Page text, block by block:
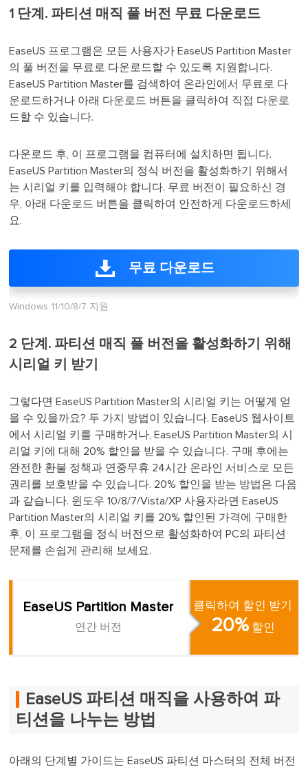
1 단계. 파티션 매직 풀 버전 무료 다운로드
EaseUS 프로그램은 모든 사용자가 EaseUS Partition Master
의 풀 버전을 무료로 다운로드할 수 있도록 지원합니다.
EaseUS Partition Master를 검색하여 온라인에서 무료로 다
운로드하거나 아래 다운로드 버튼을 클릭하여 직접 다운로
드할 수 있습니다.
다운로드 후, 이 프로그램을 컴퓨터에 설치하면 됩니다.
EaseUS Partition Master의 정식 버전을 활성화하기 위해서
는 시리얼 키를 입력해야 합니다. 무료 버전이 필요하신 경
우, 아래 다운로드 버튼을 클릭하여 안전하게 다운로드하세
요.
무료 다운로드
Windows 11/10/8/7 지원
2 단계. 파티션 매직 풀 버전을 활성화하기 위해
시리얼 키 받기
그렇다면 EaseUS Partition Master의 시리얼 키는 어떻게 얻
을 수 있을까요? 두 가지 방법이 있습니다. EaseUS 웹사이트
에서 시리얼 키를 구매하거나, EaseUS Partition Master의 시
리얼 키에 대해 20% 할인을 받을 수 있습니다. 구매 후에는
완전한 환불 정책과 연중무휴 24시간 온라인 서비스로 모든
권리를 보호받을 수 있습니다. 20% 할인을 받는 방법은 다음
과 같습니다. 윈도우 10/8/7/Vista/XP 사용자라면 EaseUS
Partition Master의 시리얼 키를 20% 할인된 가격에 구매한
후, 이 프로그램을 정식 버전으로 활성화하여 PC의 파티션
문제를 손쉽게 관리해 보세요.
EaseUS Partition Master
연간 버전
클릭하여 할인 받기
20%할인
EaseUS 파티션 매직을 사용하여 파
티션을 나누는 방법
아래의 단계별 가이드는 EaseUS 파티션 마스터의 전체 버전